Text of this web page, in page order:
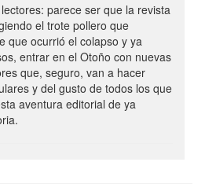
parece ser que la revista
el trote pollero que
que ocurrió el colapso y ya
entrar en el Otoño con nuevas
que, seguro, van a hacer
y del gusto de todos los que
aventura editorial de ya